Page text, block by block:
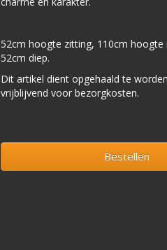
52cm hoogte zitting, 110cm hoogte
52cm diep.
Dit artikel dient opgehaald te
vrijblijvend voor bezorgkosten.
Bestellen